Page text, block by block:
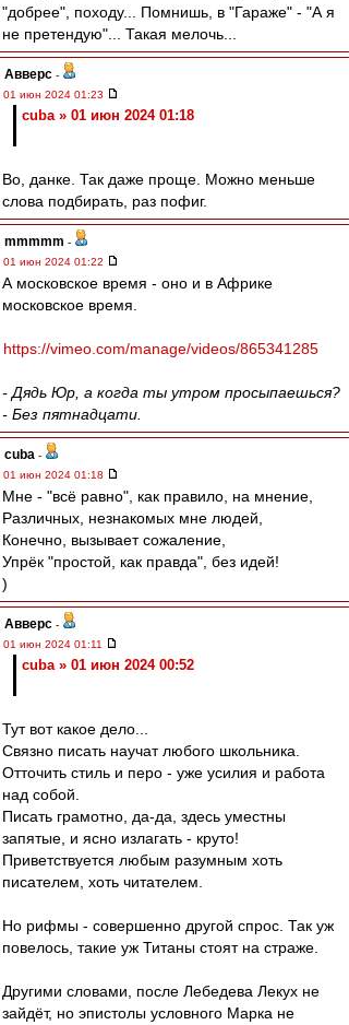
"добрее", походу... Помнишь, в "Гараже" - "А я
не претендую"... Такая мелочь...
Авверс -
01 июн 2024 01:23
cuba » 01 июн 2024 01:18
Во, данке. Так даже проще. Можно меньше
слова подбирать, раз пофиг.
mmmmm -
01 июн 2024 01:22
А московское время - оно и в Африке
московское время.
https://vimeo.com/manage/videos/865341285
- Дядь Юр, а когда ты утром просыпаешься?
- Без пятнадцати.
cuba -
01 июн 2024 01:18
Мне - "всё равно", как правило, на мнение,
Различных, незнакомых мне людей,
Конечно, вызывает сожаление,
Упрёк "простой, как правда", без идей!
)
Авверс -
01 июн 2024 01:11
cuba » 01 июн 2024 00:52
Тут вот какое дело...
Связно писать научат любого школьника.
Отточить стиль и перо - уже усилия и работа
над собой.
Писать грамотно, да-да, здесь уместны
запятые, и ясно излагать - круто!
Приветствуется любым разумным хоть
писателем, хоть читателем.
Но рифмы - совершенно другой спрос. Так уж
повелось, такие уж Титаны стоят на страже.
Другими словами, после Лебедева Лекух не
зайдёт, но эпистолы условного Марка не